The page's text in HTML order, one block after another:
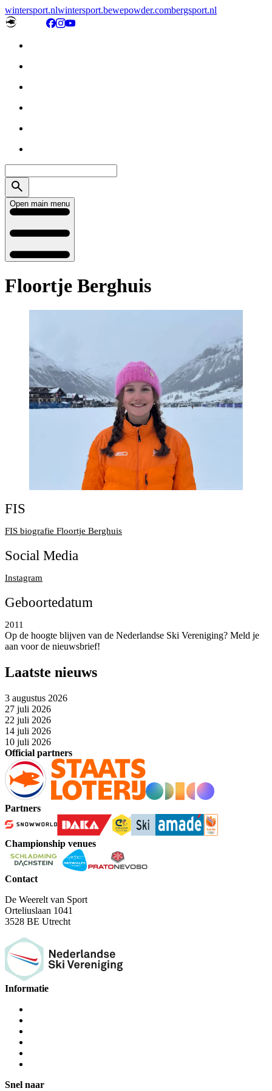
wintersport.nlwintersport.bewepowder.combergsport.nl
Open main menu
Floortje Berghuis
FIS
FIS biografie Floortje Berghuis
Social Media
Instagram
Geboortedatum
2011
Op de hoogte blijven van de Nederlandse Ski Vereniging? Meld je
aan voor de nieuwsbrief!
Laatste nieuws
3 augustus 2026
27 juli 2026
22 juli 2026
14 juli 2026
10 juli 2026
Official partners
Partners
Championship venues
Contact
De Weerelt van Sport
Orteliuslaan 1041
3528 BE Utrecht
Informatie
Snel naar